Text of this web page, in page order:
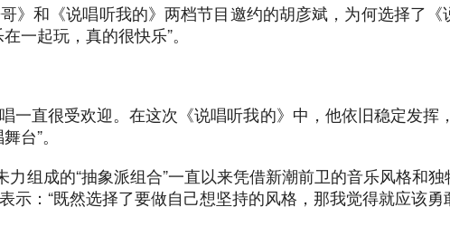
》和《说唱听我的》两档节目邀约的胡彦斌，为何选择了
一起玩，真的很快乐”。
一直很受欢迎。在这次《说唱听我的》中，他依旧稳定发
台”。
力组成的“抽象派组合”一直以来凭借新潮前卫的音乐风格和
示：“既然选择了要做自己想坚持的风格，那我觉得就应该